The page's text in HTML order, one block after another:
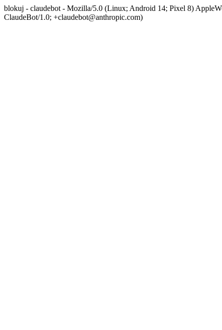
blokuj - claudebot - Mozilla/5.0 (Linux; Android 14; Pixel 8)
ClaudeBot/1.0; +claudebot@anthropic.com)